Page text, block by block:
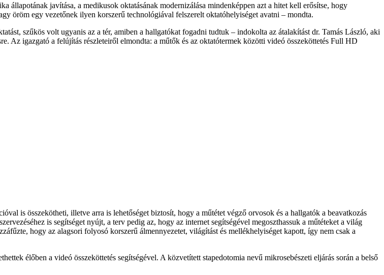
állapotának javítása, a medikusok oktatásának modernizálása mindenképpen azt a hitet kell erősítse, hogy
öröm egy vezetőnek ilyen korszerű technológiával felszerelt oktatóhelyiséget avatni – mondta.
szűkös volt ugyanis az a tér, amiben a hallgatókat fogadni tudtuk – indokolta az átalakítást dr. Tamás László, aki
Az igazgató a felújítás részleteiről elmondta: a műtők és az oktatótermek közötti videó összeköttetés Full HD
is összekötheti, illetve arra is lehetőséget biztosít, hogy a műtétet végző orvosok és a hallgatók a beavatkozás
is segítséget nyújt, a terv pedig az, hogy az internet segítségével megoszthassuk a műtéteket a világ
hogy az alagsori folyosó korszerű álmennyezetet, világítást és mellékhelyiséget kapott, így nem csak a
élőben a videó összeköttetés segítségével. A közvetített stapedotomia nevű mikrosebészeti eljárás során a belső